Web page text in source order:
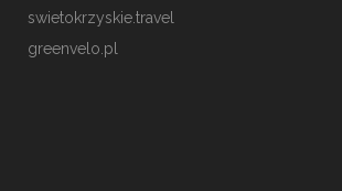
swietokrzyskie.travel
greenvelo.pl